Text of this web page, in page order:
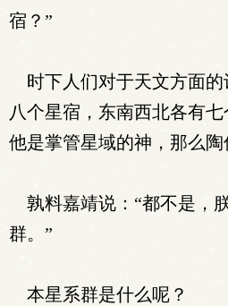
宿？”
时下人们对于天文方面的
八个星宿，东南西北各有
他是掌管星域的神，那么陶
孰料嘉靖说：“都不是，
群。”
本星系群是什么呢？